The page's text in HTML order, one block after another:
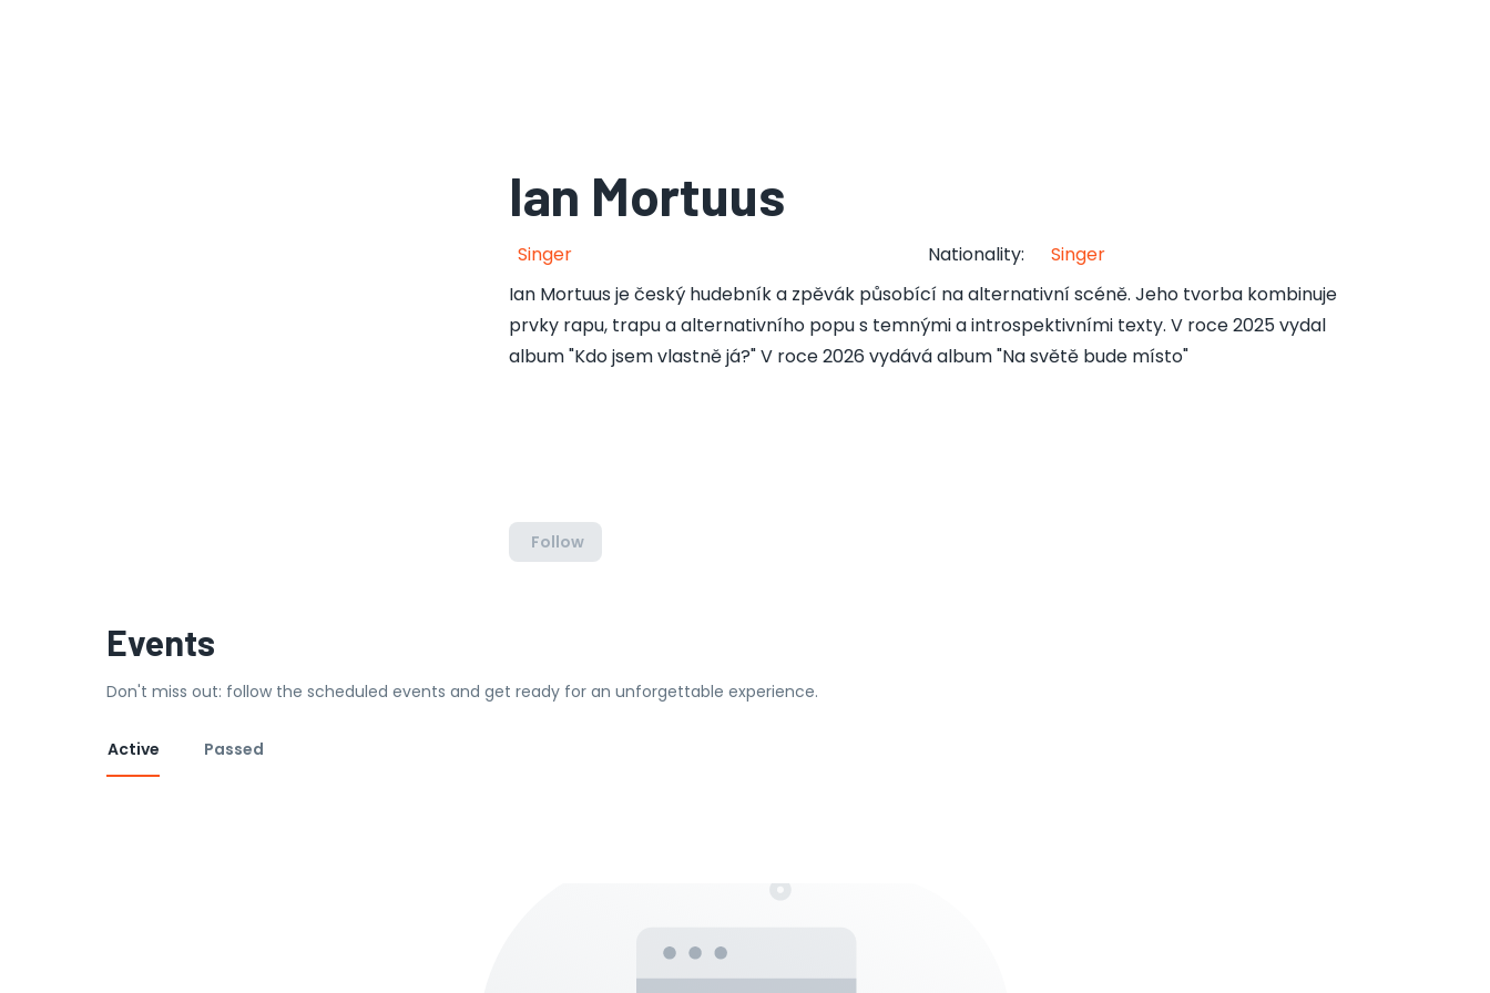
Ian Mortuus
Singer Nationality:
Singer
Ian Mortuus je český hudebník a zpěvák působící na alternativní scéně. Jeho tvorba kombinuje
prvky rapu, trapu a alternativního popu s temnými a introspektivními texty. V roce 2025 vydal
album "Kdo jsem vlastně já?" V roce 2026 vydává album "Na světě bude místo"
Follow
Events
Don't miss out: follow the scheduled events and get ready for an unforgettable experience.
Active Passed